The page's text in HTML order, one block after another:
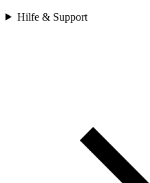
Hilfe & Support